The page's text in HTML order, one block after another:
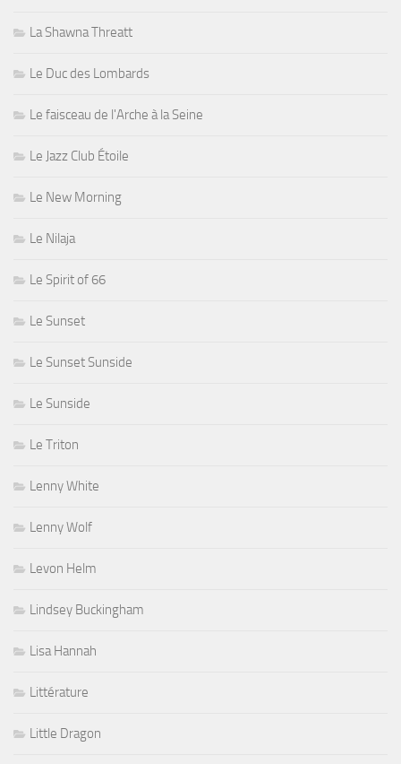
La Shawna Threatt
Le Duc des Lombards
Le faisceau de l'Arche à la Seine
Le Jazz Club Étoile
Le New Morning
Le Nilaja
Le Spirit of 66
Le Sunset
Le Sunset Sunside
Le Sunside
Le Triton
Lenny White
Lenny Wolf
Levon Helm
Lindsey Buckingham
Lisa Hannah
Littérature
Little Dragon